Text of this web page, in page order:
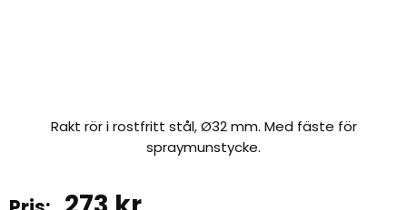
Rakt rör i rostfritt stål, Ø32 mm. Med fäste för
spraymunstycke.